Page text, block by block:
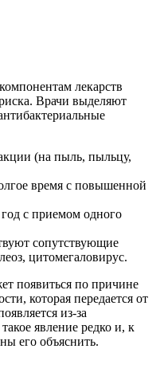
лекарств
Врачи выделяют
(на пыль, пыльцу,
время с повышенной
с приемом одного
сопутствующие
цитомегаловирус.
появиться по причине
которая передается от
из-за
явление редко и, к
его объяснить.